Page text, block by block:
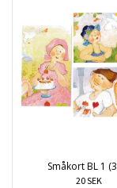
Småkort BL 1
20 SEK